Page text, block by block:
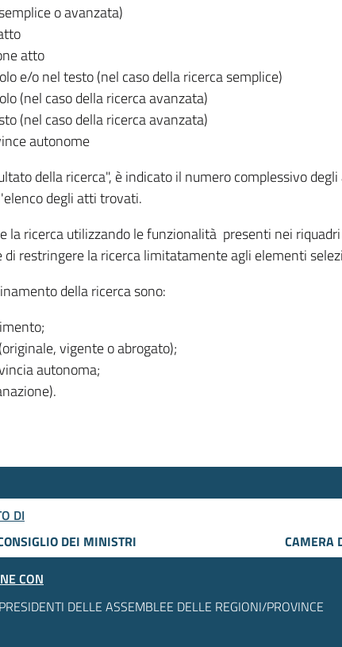
o avanzata)
atto
e/o nel testo (nel caso della ricerca semplice)
(nel caso della ricerca avanzata)
(nel caso della ricerca avanzata)
autonome
della ricerca", è indicato il numero complessivo
degli atti trovati.
la ricerca utilizzando le funzionalità presenti nei
restringere la ricerca limitatamente agli elementi
della ricerca sono:
vigente o abrogato);
autonoma;
DI
DEI MINISTRI
CAMERA
CON
DELLE ASSEMBLEE DELLE REGIONI/PROVINCE